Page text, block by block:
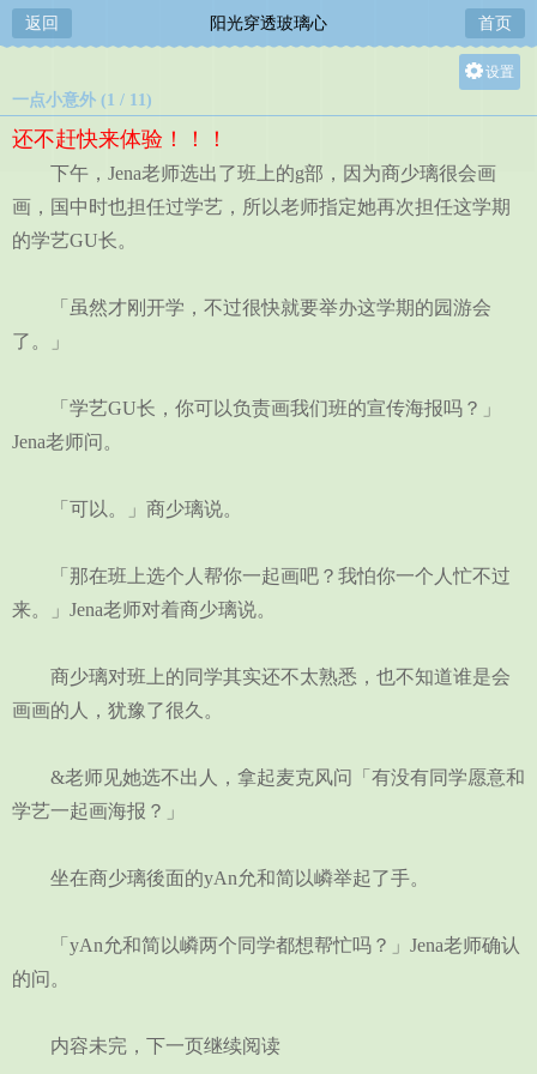
返回 阳光穿透玻璃心 首页
设置
中
小
一点小意外 (1 / 11)
还不赶快来体验！！！
下午，Jena老师选出了班上的g部，因为商少璃很会画
画，国中时也担任过学艺，所以老师指定她再次担任这学期
的学艺GU长。
「虽然才刚开学，不过很快就要举办这学期的园游会
了。」
「学艺GU长，你可以负责画我们班的宣传海报吗？」
Jena老师问。
「可以。」商少璃说。
「那在班上选个人帮你一起画吧？我怕你一个人忙不过
来。」Jena老师对着商少璃说。
商少璃对班上的同学其实还不太熟悉，也不知道谁是会
画画的人，犹豫了很久。
&老师见她选不出人，拿起麦克风问「有没有同学愿意和
学艺一起画海报？」
坐在商少璃後面的yAn允和简以嶙举起了手。
「yAn允和简以嶙两个同学都想帮忙吗？」Jena老师确认
的问。
内容未完，下一页继续阅读